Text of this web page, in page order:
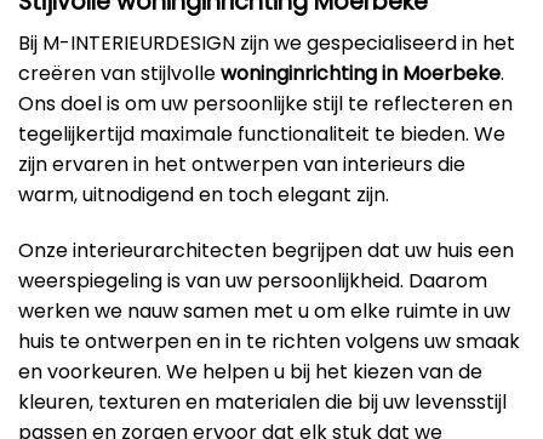
Bij M-INTERIEURDESIGN zijn we gespecialiseerd in het
creëren van stijlvollewoninginrichting in Moerbeke.
Ons doel is om uw persoonlijke stijl te reflecteren en
tegelijkertijd maximale functionaliteit te bieden. We
zijn ervaren in het ontwerpen van interieurs die
warm, uitnodigend en toch elegant zijn.
Onze interieurarchitecten begrijpen dat uw huis een
weerspiegeling is van uw persoonlijkheid. Daarom
werken we nauw samen met u om elke ruimte in uw
huis te ontwerpen en in te richten volgens uw smaak
en voorkeuren. We helpen u bij het kiezen van de
kleuren, texturen en materialen die bij uw levensstijl
passen en zorgen ervoor dat elk stuk dat we